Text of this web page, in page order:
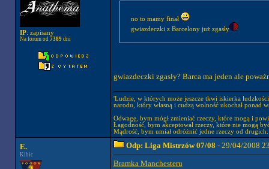
IP: zapisany
Na forum od 7389dni
no to mamy finał
gwiazdeczki z Barcelony już zgasły
gwiazdeczki zgasły? Barca ma jeden ale
'Ludzie, w których może jeszcze tkwi iskierka
narodu, który własną i cudzą wolność ukochał ponad
Odwagę, bym mógł zmieniać rzeczy, które mogą i
Łagodność, bym akceptował rzeczy, które nie mogą
Mądrość, bym umiał odróżnić jedne rzeczy od drugich.
E.
Kibic
Odp: Liga Mistrzów 07/08 - 29/04/2008
Bramka Manchesteru